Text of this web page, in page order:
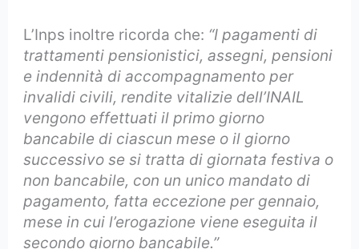
L’Inps inoltre ricorda che: “I pagamenti di
trattamenti pensionistici, assegni, pensioni
e indennità di accompagnamento per
invalidi civili, rendite vitalizie dell’INAIL
vengono effettuati il primo giorno
bancabile di ciascun mese o il giorno
successivo se si tratta di giornata festiva o
non bancabile, con un unico mandato di
pagamento, fatta eccezione per gennaio,
mese in cui l’erogazione viene eseguita il
secondo giorno bancabile.”